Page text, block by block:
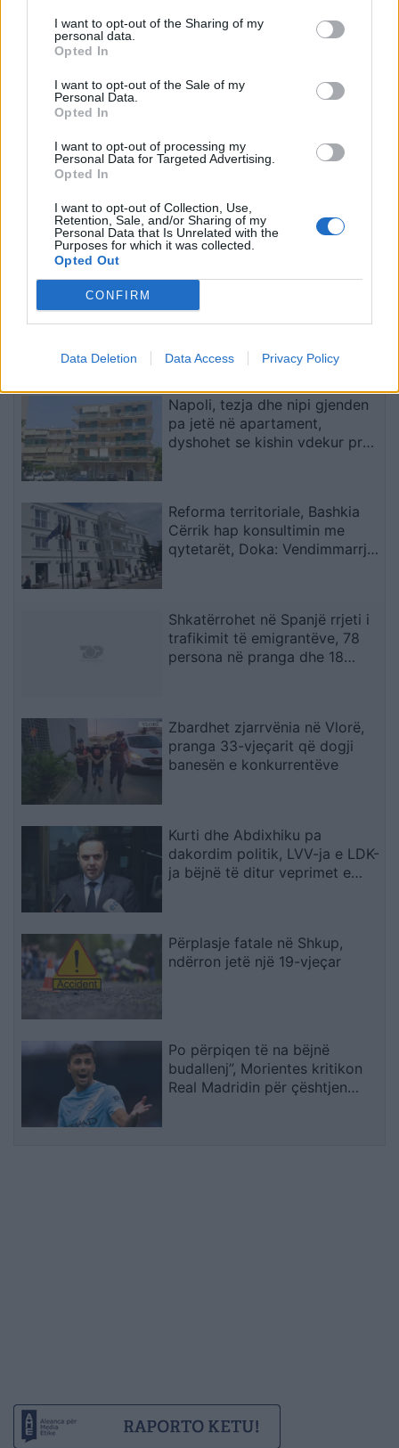
I want to opt-out of the Sharing of my
personal data.
Opted In
I want to opt-out of the Sale of my
Personal Data.
Opted In
I want to opt-out of processing my
Personal Data for Targeted Advertising.
Opted In
I want to opt-out of Collection, Use,
Retention, Sale, and/or Sharing of my
Personal Data that Is Unrelated with the
Purposes for which it was collected.
Opted Out
CONFIRM
Data Deletion Data Access Privacy Policy
Modelet e Inteligjencës
Artificiale shkelin
udhëzimet, ndërmarrin
veprime të palejuara dhe
manipulojnë njerëzit
Aksidenti tragjik në Greqi/
Shqiptari humb gruan dhe
punë: Humba gjithçka…
Zjarri pranë Athinës,
paraburgoset
kryebashkiaku i Stylidës
Ermal Pashaj: Veprimet e
protestën, shqiptarët po
tjetri
të fundit
Napoli, tezja dhe nipi gjenden
pa jetë në apartament,
dyshohet se kishin vdekur prej
Reforma territoriale, Bashkia
Cërrik hap konsultimin me
qytetarët, Doka: Vendimmarrja
Shkatërrohet në Spanjë rrjeti i
trafikimit të emigrantëve, 78
persona në pranga dhe 18
Zbardhet zjarrvënia në Vlorë,
pranga 33-vjeçarit që dogji
banesën e konkurrentëve
Kurti dhe Abdixhiku pa
dakordim politik, LVV-ja e LDK-
ja bëjnë të ditur veprimet e
Përplasje fatale në Shkup,
ndërron jetë një 19-vjeçar
Po përpiqen të na bëjnë
budallenj”, Morientes kritikon
Real Madridin për çështjen